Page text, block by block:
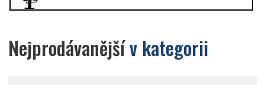
Nejprodávanějšív kategorii